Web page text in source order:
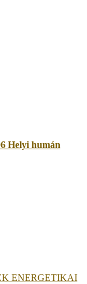
Helyi humán
ENERGETIKAI